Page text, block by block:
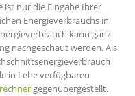
ist nur die Eingabe Ihrer
Energieverbrauchs in
kann ganz
nachgeschaut werden. Als
in Lehe verfügbaren
gegenübergestellt.